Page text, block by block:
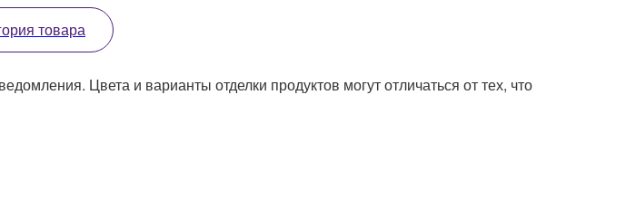
товара
Цвета и варианты отделки продуктов могут отличаться от тех, что